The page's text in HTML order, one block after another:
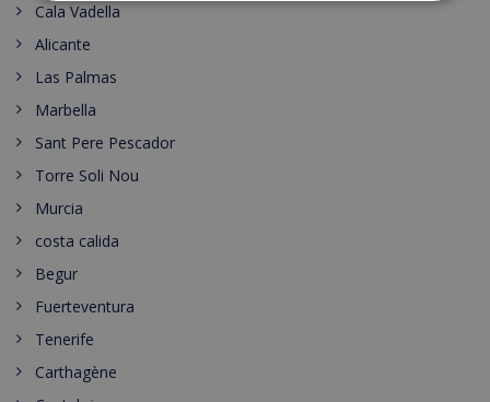
Cala Vadella
Alicante
Las Palmas
Marbella
Sant Pere Pescador
Torre Soli Nou
Murcia
costa calida
Begur
Fuerteventura
Tenerife
Carthagène